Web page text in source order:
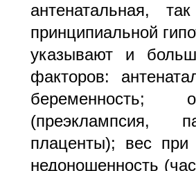
антенатальная,
принципиальной
указывают и
факторов:
беременность;
(преэклампсия,
плаценты); вес
недоношенность